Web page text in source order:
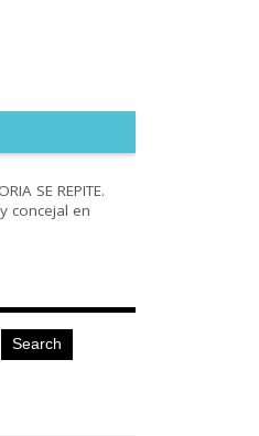
SE REPITE.
concejal en